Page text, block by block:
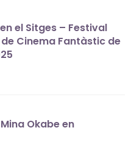
el Sitges – Festival
Cinema Fantàstic de
Okabe en